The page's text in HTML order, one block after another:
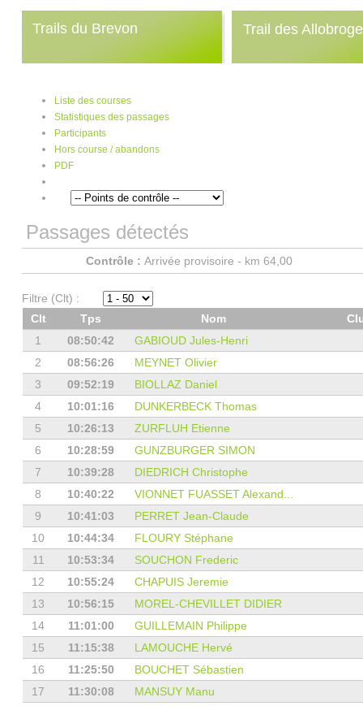
Trails du Brevon Trail des
Liste des courses
Statistiques des passages
Participants
Hors course / abandons
PDF
Passages détectés
Contrôle : Arrivée provisoire - km 64,00
Filtre (Clt) :
Clt
Tps Nom
1
08:50:42
GABIOUD Jules-Henri
2
08:56:26
MEYNET Olivier
3
09:52:19
BIOLLAZ Daniel
4
10:01:16
DUNKERBECK Thomas
5
10:26:13
ZURFLUH Etienne
6
10:28:59
GUNZBURGER SIMON
7
10:39:28
DIEDRICH Christophe
8
10:40:22
VIONNET FUASSET Alexand...
9
10:41:03
PERRET Jean-Claude
10
10:44:34
FLOURY Stéphane
11
10:53:34
SOUCHON Frederic
12
10:55:24
CHAPUIS Jeremie
13
10:56:15
MOREL-CHEVILLET DIDIER
14
11:01:00
GUILLEMAIN Philippe
15
11:15:38
LAMOUCHE Hervé
16
11:25:50
BOUCHET Sébastien
17
11:30:08
MANSUY Manu